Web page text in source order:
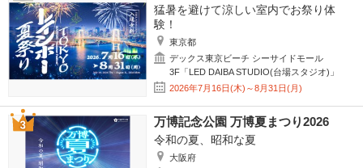
猛暑を避けて涼しい室内でお祭り体
験！
東京都
デックス東京ビーチ シーサイドモール
3F「LED DAIBA STUDIO(台場スタジオ)」
2026年7月16日(木)～8月31日(月)
万博記念公園 万博夏まつり2026
令和の夏、昭和な夏
大阪府